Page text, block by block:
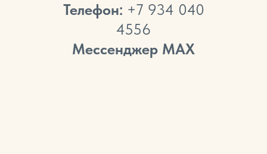
Телефон: +7 934 040
4556
Мессенджер МАХ